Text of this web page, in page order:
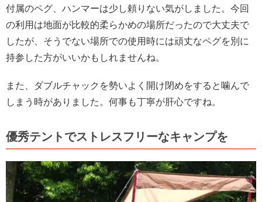
付属のペグ、ハンマーは少し頼りない気がしました。今回
の利用は地面が比較的柔らかめの場所だったので大丈夫で
したが、そうでない場所での使用時には頑丈なペグを別に
持参した方がいいかもしれませんね。
また、ダブルチャックを勢いよく開け閉めをすると噛んで
しまう時がありました。何事も丁寧が肝心ですね。
優秀テントでストレスフリーなキャンプを